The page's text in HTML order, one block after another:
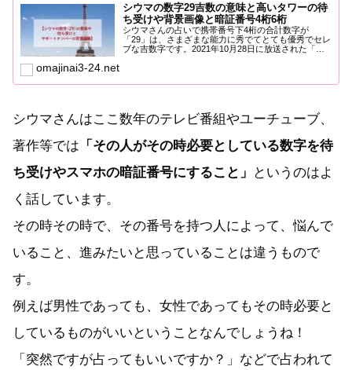
シウマの数字29吉数の意味と高いタワーの待
ち受けや背景画像と暗証番号4桁6桁
シウマさんの占いで携帯番号下4桁の合計数字が
「29」は、さまざまな能力に秀でてとても優秀でセレ
ブな吉数字です。2021年10月28日に放送された「突
omajinai3-24.net
シウマさんはここ数年のテレビ番組やユーチューブ、
著作等では 「その人がその時必要としている数字を待
ち受けやスマホの暗証番号にすること」
というのはよ
く話しています。
その時その時で、その番号を持つ人によって、悩んで
いること、進みたいと思っていることは違うもので
す。
例えば男性であっても、女性であってもその時必要と
しているものがいいということなんでしょうね！
「突然ですが占ってもいいですか？」などで占われて